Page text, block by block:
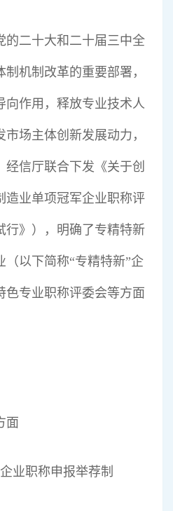
的二十大和二十届三中全
机制改革的重要部署，
向作用，释放专业技术人
场主体创新发展动力，
信厅联合下发《关于创
造业单项冠军企业职称评
行》），明确了专精特新
（以下简称“专精特新”企
色专业职称评委会等方面
面
业职称申报举荐制